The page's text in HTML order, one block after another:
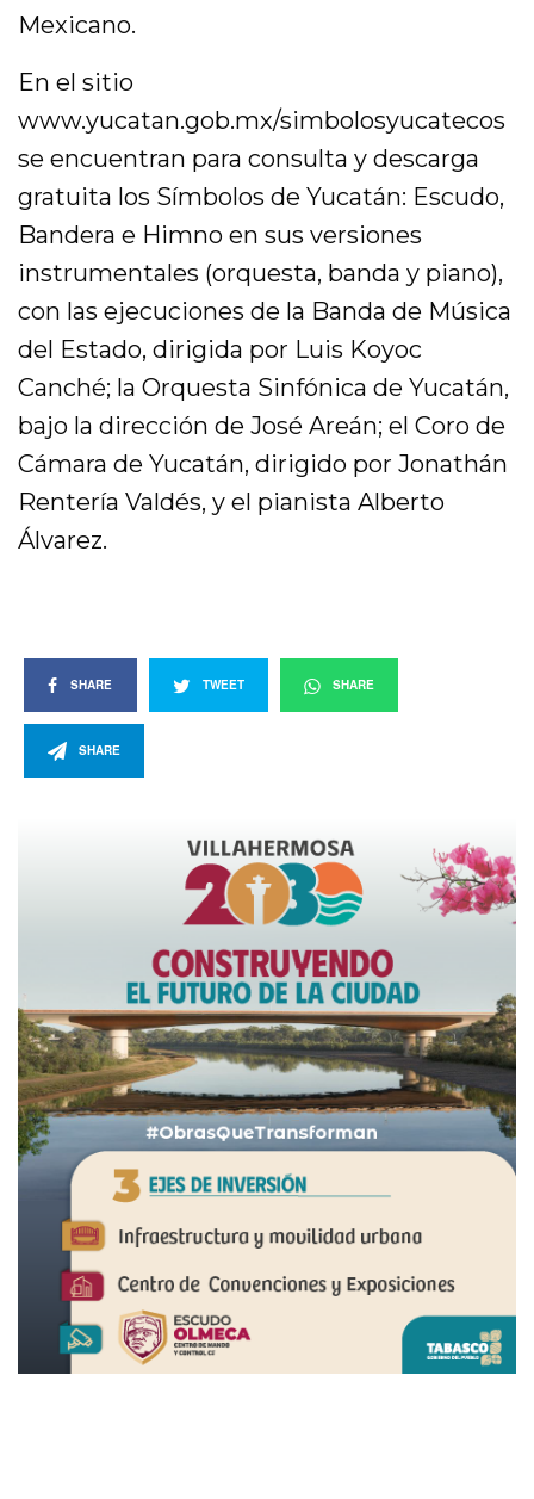
Mexicano.
En el sitio
www.yucatan.gob.mx/simbolosyucatecos
se encuentran para consulta y descarga
gratuita los Símbolos de Yucatán: Escudo,
Bandera e Himno en sus versiones
instrumentales (orquesta, banda y piano),
con las ejecuciones de la Banda de Música
del Estado, dirigida por Luis Koyoc
Canché; la Orquesta Sinfónica de Yucatán,
bajo la dirección de José Areán; el Coro de
Cámara de Yucatán, dirigido por Jonathán
Rentería Valdés, y el pianista Alberto
Álvarez.
SHARE TWEET SHARE
SHARE